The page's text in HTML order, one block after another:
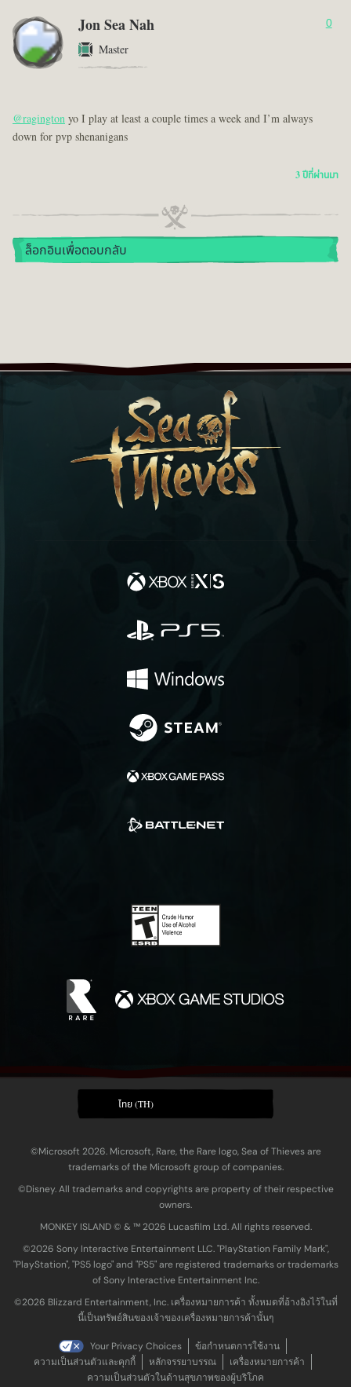
Jon Sea Nah
Master
0
@ragingtonyo I play at least a couple times a week and I’m always
down for pvp shenanigans
3 ปีที่ผ่านมา
ล็อกอินเพื่อตอบกลับ
ไทย (TH)
©Microsoft 2026. Microsoft, Rare, the Rare logo, Sea of Thieves are
trademarks of the Microsoft group of companies.
©Disney. All trademarks and copyrights are property of their respective
owners.
MONKEY ISLAND © & ™ 20‍26 Lucasfilm Ltd. All rights reserved.
©2026 Sony Interactive Entertainment LLC. "PlayStation Family Mark",
"PlayStation", "PS5 logo" and "PS5" are registered trademarks or trademarks
of Sony Interactive Entertainment Inc.
©2026 Blizzard Entertainment, Inc. เครื่องหมายการค้า ทั้งหมดที่อ้างอิงไว้ในที่
นี้เป็นทรัพย์สินของเจ้าของเครื่องหมายการค้านั้นๆ
Your Privacy Choices
ข้อกำหนดการใช้งาน
ความเป็นส่วนตัวและคุกกี้
หลักจรรยาบรรณ
เครื่องหมายการค้า
ความเป็นส่วนตัวในด้านสุขภาพของผู้บริโภค